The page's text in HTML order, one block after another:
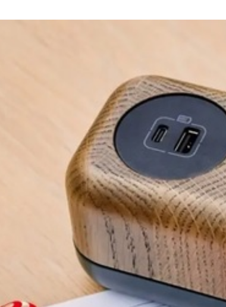
پچ کورد 2 متری Cat6ASFTP
لگراند 51781
490,000 تومان
میلیمتر 10427